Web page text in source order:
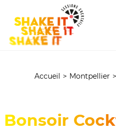
Accueil > Montpellier >
Bonsoir